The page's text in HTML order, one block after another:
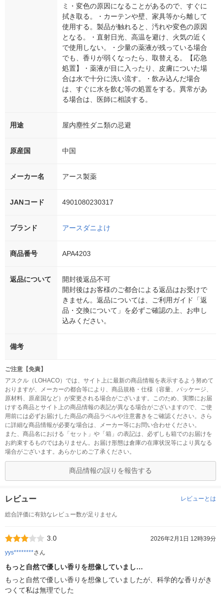
ミ・変色の原因になることがあるので、すぐに
拭き取る。・カーテンや壁、家具等から離して
使用する。製品が触れると、汚れや変色の原因
となる。・直射日光、高温を避け、火気の近く
で使用しない。・少量の薬液が残っている場合
でも、香りが弱くなったら、取替える。【応急
処置】・薬液が目に入ったり、皮膚についた場
合は水で十分に洗い流す。・飲み込んだ場合
は、すぐに水を飲む等の処置をする。異常があ
る場合は、医師に相談する。
用途 屋内塵性ダニ類の忌避
原産国 中国
メーカー名 アース製薬
JANコード 4901080230317
ブランド アースダニよけ
商品番号 APA4203
返品について
開封後返品不可
開封後はお客様のご都合による返品はお受けで
きません。返品については、ご利用ガイド「返
品・交換について」を必ずご確認の上、お申し
込みください。
備考
ご注意【免責】
アスクル（LOHACO）では、サイト上に最新の商品情報を表示するよう努めて
おりますが、メーカーの都合等により、商品規格・仕様（容量、パッケージ、
原材料、原産国など）が変更される場合がございます。このため、実際にお届
けする商品とサイト上の商品情報の表記が異なる場合がございますので、ご使
用前には必ずお届けした商品の商品ラベルや注意書きをご確認ください。さら
に詳細な商品情報が必要な場合は、メーカー等にお問い合わせください。
また、商品名における「セット」や「箱」の表記は、必ずしも箱でのお届けを
お約束するものではありません。お届け形態は倉庫の在庫状況等により異なる
場合がございます。あらかじめご了承ください。
商品情報の誤りを報告する
レビュー レビューとは
総合評価に有効なレビュー数が足りません
3.0
2026年2月1日 12時39分
yys********さん
もっと自然で優しい香りを想像していまし…
もっと自然で優しい香りを想像していましたが、科学的な香りがき
つくて私は無理でした